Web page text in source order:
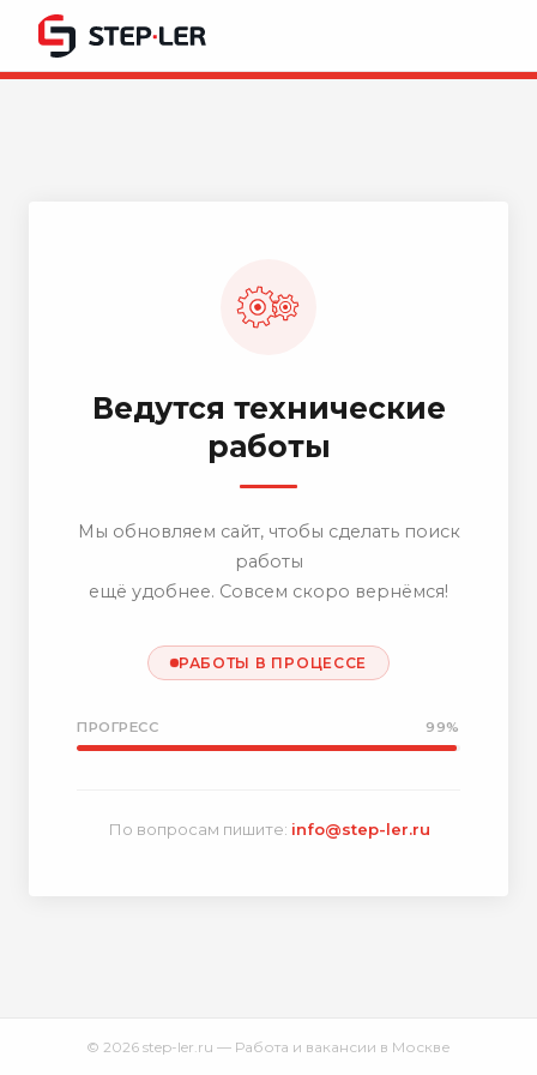
Ведутся технические
работы
Мы обновляем сайт, чтобы сделать поиск
работы
ещё удобнее. Совсем скоро вернёмся!
РАБОТЫ В ПРОЦЕССЕ
ПРОГРЕСС 99%
По вопросам пишите: info@step-ler.ru
© 2026 step-ler.ru — Работа и вакансии в Москве